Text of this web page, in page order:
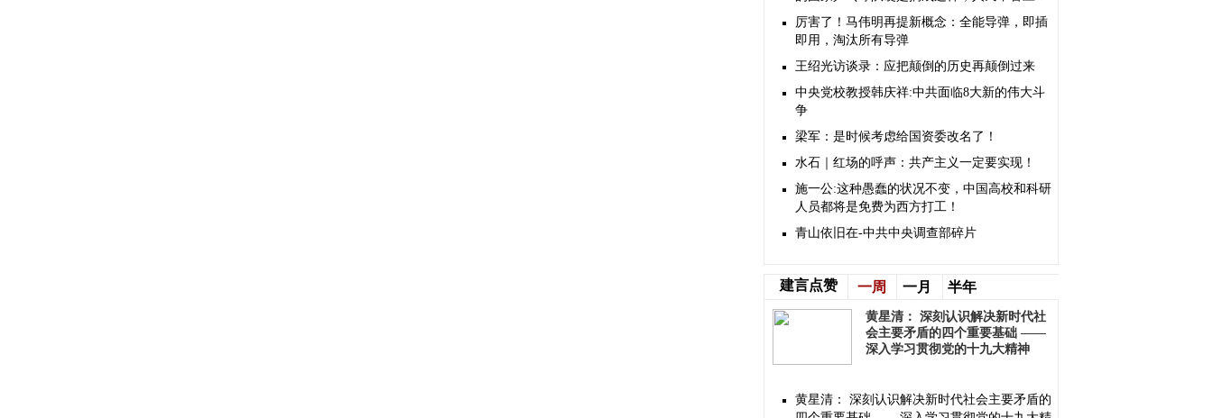
厉害了！马伟明再提新概念：全能导弹，即插
即用，淘汰所有导弹
王绍光访谈录：应把颠倒的历史再颠倒过来
中央党校教授韩庆祥:中共面临8大新的伟大斗
争
梁军：是时候考虑给国资委改名了！
水石｜红场的呼声：共产主义一定要实现！
施一公:这种愚蠢的状况不变，中国高校和科研
人员都将是免费为西方打工！
青山依旧在-中共中央调查部碎片
建言点赞 一周 一月 半年
黄星清： 深刻认识解决新时代社
会主要矛盾的四个重要基础 ——
深入学习贯彻党的十九大精神
黄星清： 深刻认识解决新时代社会主要矛盾的